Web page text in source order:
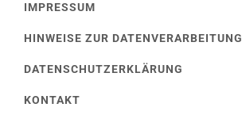
IMPRESSUM
HINWEISE ZUR DATENVERARBEITUNG
DATENSCHUTZERKLÄRUNG
KONTAKT